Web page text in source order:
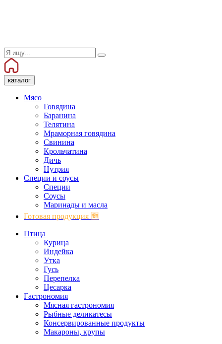
каталог
Мясо
Говядина
Баранина
Телятина
Мраморная говядина
Свинина
Крольчатина
Дичь
Нутрия
Специи и соусы
Специи
Соусы
Маринады и масла
Готовая продукция 🆕
Птица
Курица
Индейка
Утка
Гусь
Перепелка
Цесарка
Гастрономия
Мясная гастрономия
Рыбные деликатесы
Консервированные продукты
Макароны, крупы